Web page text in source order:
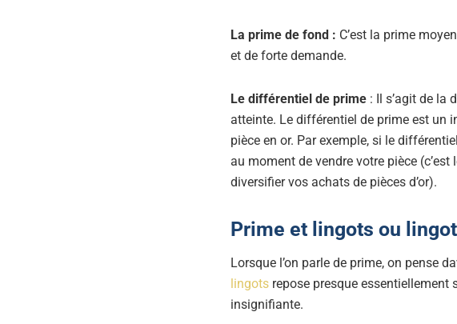
La prime de fond : C’est la prime
et de forte demande.
Le différentiel de prime : Il s’agit de la
atteinte. Le différentiel de prime est un
pièce en or. Par exemple, si le
au moment de vendre votre pièce
diversifier vos achats de pièces d’or).
Prime et lingots ou
Lorsque l’on parle de prime, on pense
lingots repose presque essentiellement
insignifiante.